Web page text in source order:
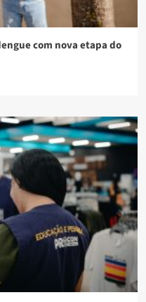
com nova etapa do